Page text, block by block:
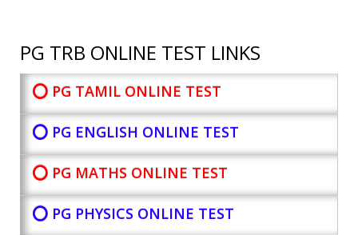
PG TRB ONLINE TEST LINKS
⭕ PG TAMIL ONLINE TEST
⭕ PG ENGLISH ONLINE TEST
⭕ PG MATHS ONLINE TEST
⭕ PG PHYSICS ONLINE TEST